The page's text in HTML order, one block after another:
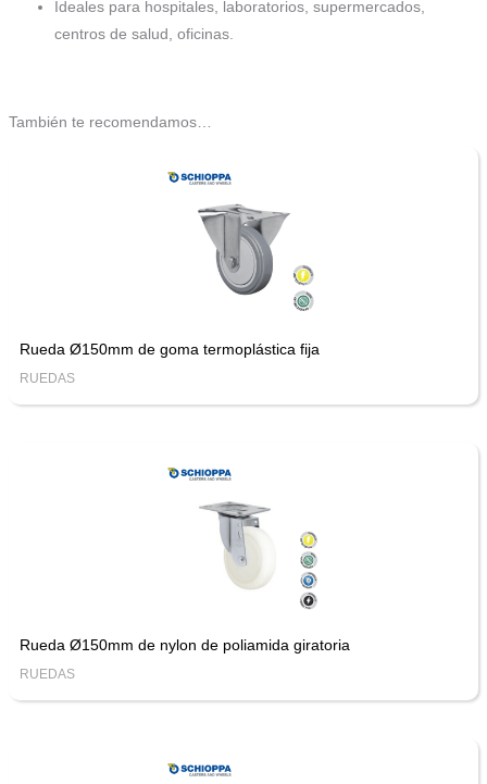
Ideales para hospitales, laboratorios, supermercados,
centros de salud, oficinas.
También te recomendamos…
Rueda Ø150mm de goma termoplástica fija
RUEDAS
Rueda Ø150mm de nylon de poliamida giratoria
RUEDAS